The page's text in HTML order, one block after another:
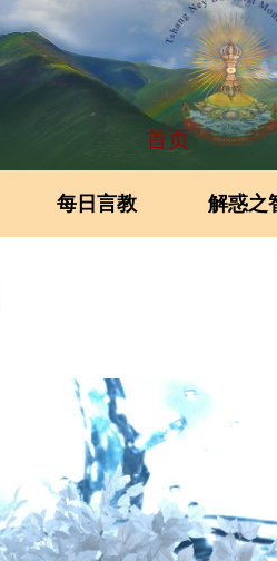
首页
每日言教 解惑之